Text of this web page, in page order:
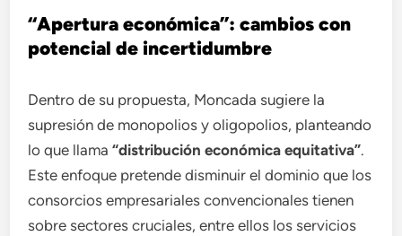
“Apertura económica”: cambios con
potencial de incertidumbre
Dentro de su propuesta, Moncada sugiere la
supresión de monopolios y oligopolios, planteando
lo que llama“distribución económica equitativa”.
Este enfoque pretende disminuir el dominio que los
consorcios empresariales convencionales tienen
sobre sectores cruciales, entre ellos los servicios